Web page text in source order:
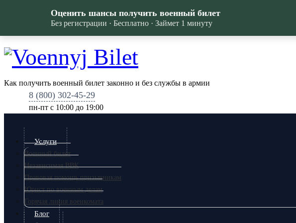
Как получить военный билет законно и без службы в армии
8 (800) 302-45-29
пн-пт c 10:00 до 19:00
Услуги
Военный билет
Независимая ВВК
Правовая помощь призывникам
Юрист по военным делам
Горячая линия военкомата
Блог
Оценить шансы получить военный билет
Без регистрации · Бесплатно · Займет 1 минуту